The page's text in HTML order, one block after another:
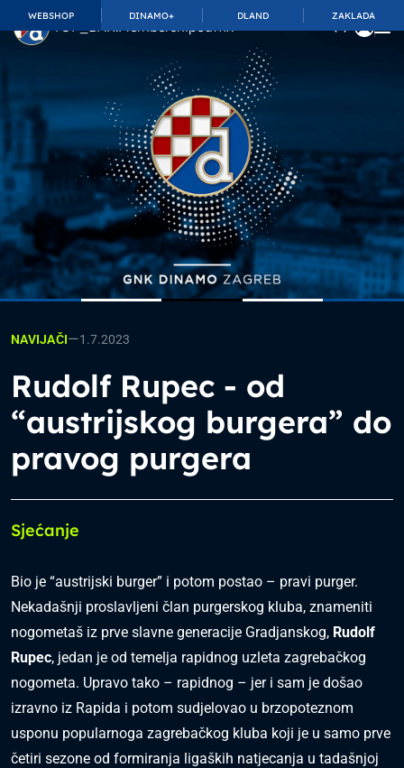
WEBSHOP DINAMO+ DLAND ZAKLADA
TOP_BAR.MembershipSuffix
NAVIJAČI—1.7.2023
Rudolf Rupec - od
“austrijskog burgera” do
pravog purgera
Sjećanje
Bio je “austrijski burger” i potom postao – pravi purger.
Nekadašnji proslavljeni član purgerskog kluba, znameniti
nogometaš iz prve slavne generacije Gradjanskog, Rudolf
Rupec, jedan je od temelja rapidnog uzleta zagrebačkog
nogometa. Upravo tako – rapidnog – jer i sam je došao
izravno iz Rapida i potom sudjelovao u brzopoteznom
usponu popularnoga zagrebačkog kluba koji je u samo prve
četiri sezone od formiranja ligaških natjecanja u tadašnjoj